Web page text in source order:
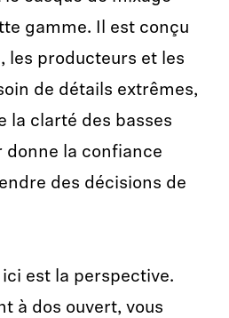
gamme. Il est conçu
les producteurs et les
de détails extrêmes,
la clarté des basses
donne la confiance
des décisions de
est la perspective.
à dos ouvert, vous